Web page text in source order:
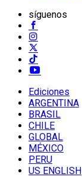
síguenos
Ediciones
ARGENTINA
BRASIL
CHILE
GLOBAL
MÉXICO
PERU
US ENGLISH